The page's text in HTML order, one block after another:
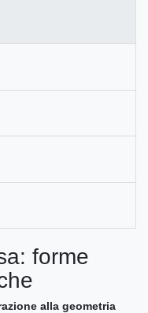
forme
alla geometria